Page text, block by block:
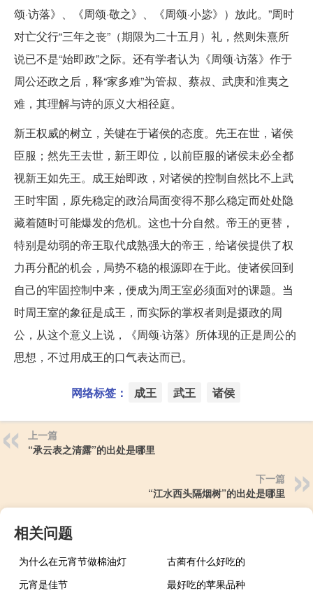
颂·访落》、《周颂·敬之》、《周颂·小毖》）放此。”周时
对亡父行“三年之丧”（期限为二十五月）礼，然则朱熹所
说已不是“始即政”之际。还有学者认为《周颂·访落》作于
周公还政之后，释“家多难”为管叔、蔡叔、武庚和淮夷之
难，其理解与诗的原义大相径庭。
新王权威的树立，关键在于诸侯的态度。先王在世，诸侯
臣服；然先王去世，新王即位，以前臣服的诸侯未必全都
视新王如先王。成王始即政，对诸侯的控制自然比不上武
王时牢固，原先稳定的政治局面变得不那么稳定而处处隐
藏着随时可能爆发的危机。这也十分自然。帝王的更替，
特别是幼弱的帝王取代成熟强大的帝王，给诸侯提供了权
力再分配的机会，局势不稳的根源即在于此。使诸侯回到
自己的牢固控制中来，便成为周王室必须面对的课题。当
时周王室的象征是成王，而实际的掌权者则是摄政的周
公，从这个意义上说，《周颂·访落》所体现的正是周公的
思想，不过用成王的口气表达而已。
网络标签： 成王 武王 诸侯
上一篇
“承云表之清露”的出处是哪里
下一篇
“江水西头隔烟树”的出处是哪里
相关问题
为什么在元宵节做棉油灯
古蔺有什么好吃的
元宵是佳节
最好吃的苹果品种